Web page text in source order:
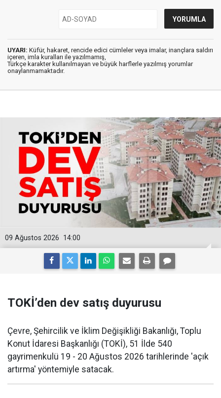
UYARI: Küfür, hakaret, rencide edici cümleler veya imalar, inançlara saldırı
içeren, imla kuralları ile yazılmamış,
Türkçe karakter kullanılmayan ve büyük harflerle yazılmış yorumlar
onaylanmamaktadır.
14:00
09 Ağustos 2026
TOKİ’den dev satış duyurusu
Çevre, Şehircilik ve İklim Değişikliği Bakanlığı, Toplu
Konut İdaresi Başkanlığı (TOKİ), 51 İlde 540
gayrimenkulü 19 - 20 Ağustos 2026 tarihlerinde 'açık
artırma' yöntemiyle satacak.